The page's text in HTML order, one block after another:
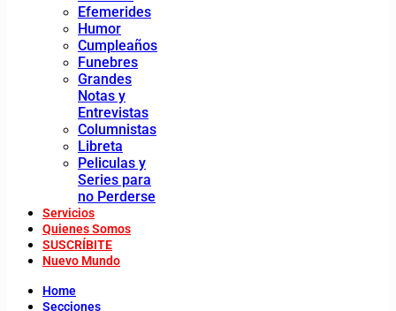
Efemerides
Humor
Cumpleaños
Funebres
Grandes
Notas y
Entrevistas
Columnistas
Libreta
Peliculas y
Series para
no Perderse
Servicios
Quienes Somos
SUSCRÍBITE
Nuevo Mundo
Home
Secciones